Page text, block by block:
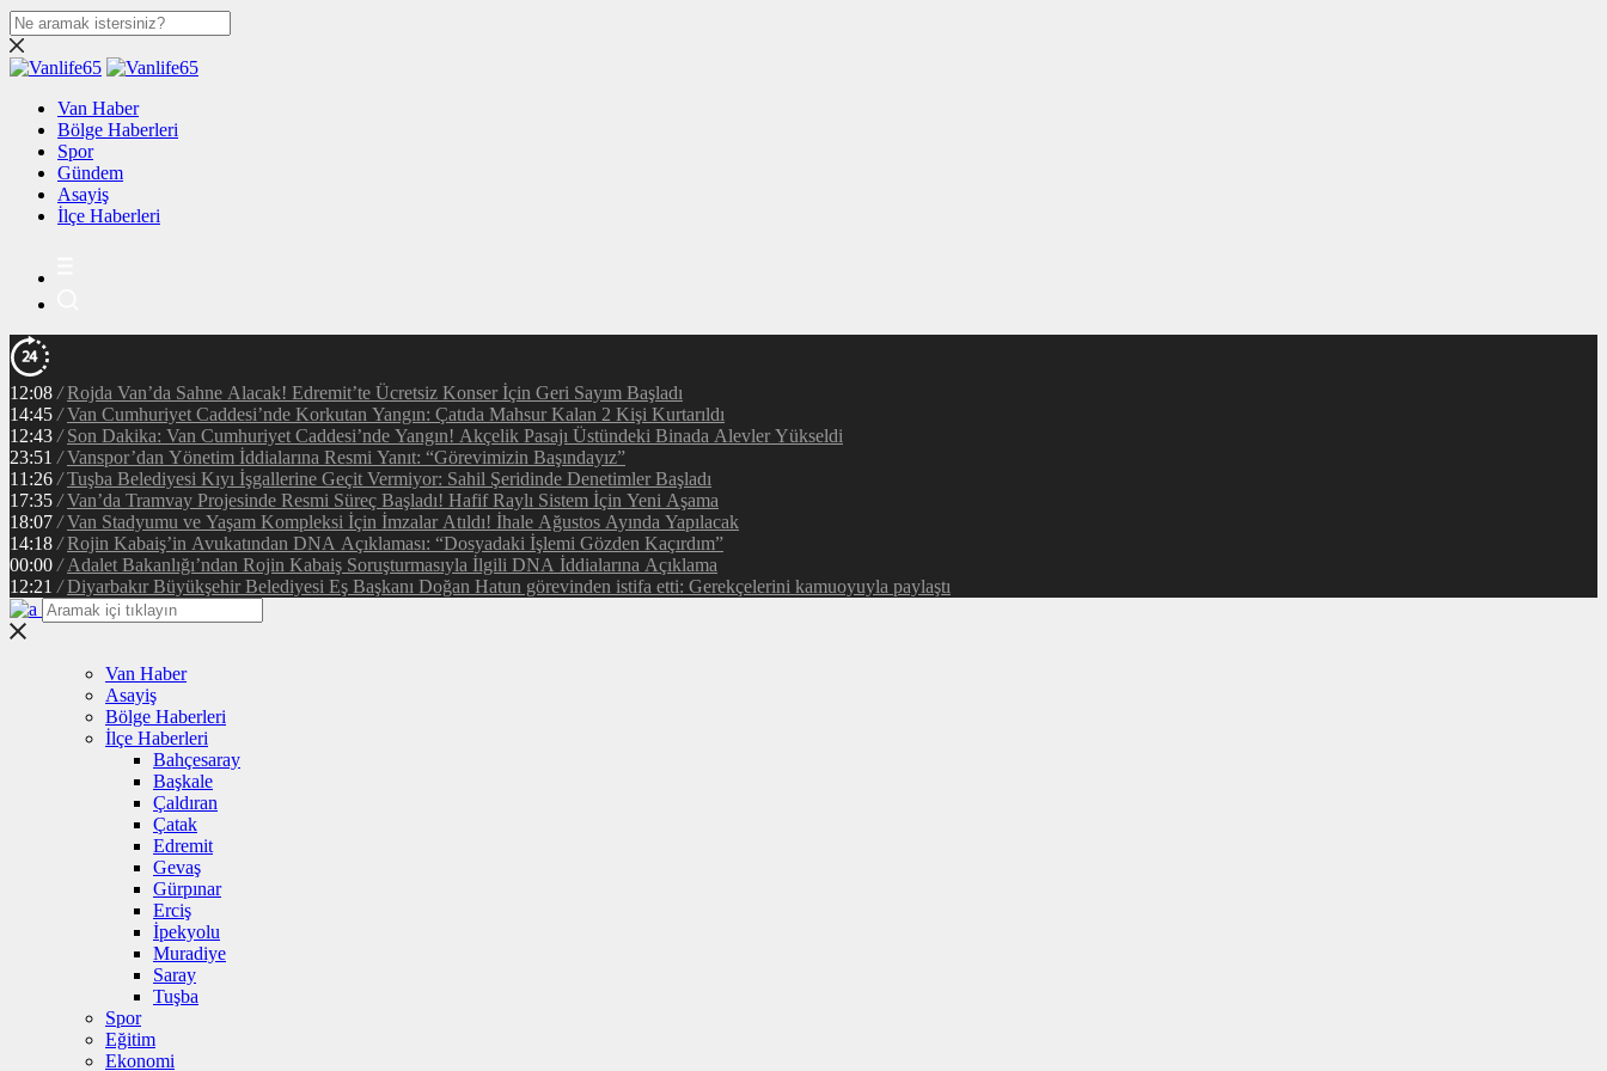
Van Haber
Bölge Haberleri
Spor
Gündem
Asayiş
İlçe Haberleri
12:08 / Rojda Van’da Sahne Alacak! Edremit’te Ücretsiz Konser İçin Geri Sayım Başladı
14:45 / Van Cumhuriyet Caddesi’nde Korkutan Yangın: Çatıda Mahsur Kalan 2 Kişi Kurtarıldı
12:43 / Son Dakika: Van Cumhuriyet Caddesi’nde Yangın! Akçelik Pasajı Üstündeki Binada Alevler Yükseldi
23:51 / Vanspor’dan Yönetim İddialarına Resmi Yanıt: “Görevimizin Başındayız”
11:26 / Tuşba Belediyesi Kıyı İşgallerine Geçit Vermiyor: Sahil Şeridinde Denetimler Başladı
17:35 / Van’da Tramvay Projesinde Resmi Süreç Başladı! Hafif Raylı Sistem İçin Yeni Aşama
18:07 / Van Stadyumu ve Yaşam Kompleksi İçin İmzalar Atıldı! İhale Ağustos Ayında Yapılacak
14:18 / Rojin Kabaiş’in Avukatından DNA Açıklaması: “Dosyadaki İşlemi Gözden Kaçırdım”
00:00 / Adalet Bakanlığı’ndan Rojin Kabaiş Soruşturmasıyla İlgili DNA İddialarına Açıklama
12:21 / Diyarbakır Büyükşehir Belediyesi Eş Başkanı Doğan Hatun görevinden istifa etti: Gerekçelerini kamuoyuyla paylaştı
Van Haber
Asayiş
Bölge Haberleri
İlçe Haberleri
Bahçesaray
Başkale
Çaldıran
Çatak
Edremit
Gevaş
Gürpınar
Erciş
İpekyolu
Muradiye
Saray
Tuşba
Spor
Eğitim
Ekonomi